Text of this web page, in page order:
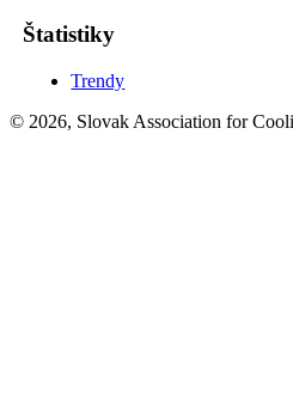
Štatistiky
Trendy
© 2026, Slovak Association for